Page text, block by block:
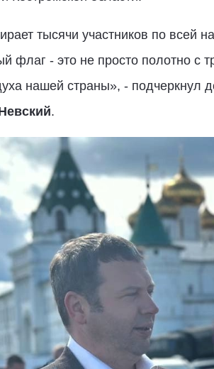
тысячи участников по всей
флаг - это не просто полотно с
нашей страны», - подчеркнул
.